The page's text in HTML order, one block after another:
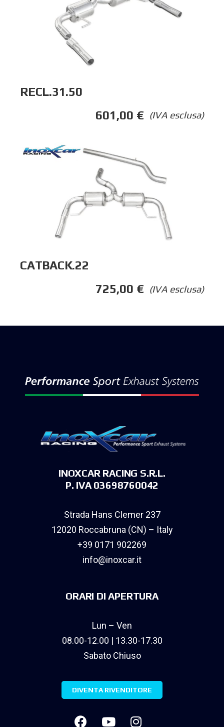
RECL.31.50
(IVA esclusa)
601,00 €
CATBACK.22
(IVA esclusa)
725,00 €
INOXCAR RACING S.R.L.
P. IVA 03698760042
Strada Hans Clemer 237
12020 Roccabruna (CN) – Italy
+39 0171 902269
info@inoxcar.it
ORARI DI APERTURA
Lun – Ven
08.00-12.00 | 13.30-17.30
Sabato Chiuso
DIVENTA RIVENDITORE